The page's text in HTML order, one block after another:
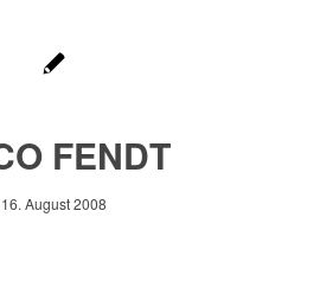
FENDT
16. August 2008